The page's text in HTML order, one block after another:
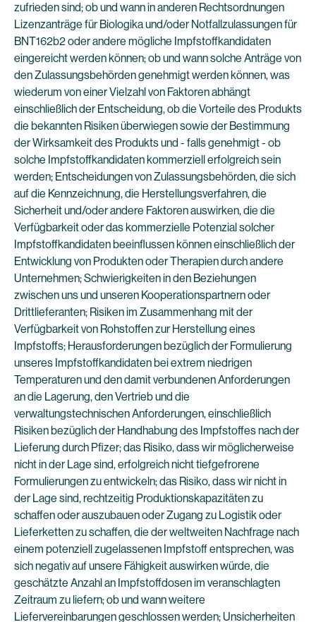
zufrieden sind; ob und wann in anderen Rechtsordnungen
Lizenzanträge für Biologika und/oder Notfallzulassungen für
BNT162b2 oder andere mögliche Impfstoffkandidaten
eingereicht werden können; ob und wann solche Anträge von
den Zulassungsbehörden genehmigt werden können, was
wiederum von einer Vielzahl von Faktoren abhängt
einschließlich der Entscheidung, ob die Vorteile des Produkts
die bekannten Risiken überwiegen sowie der Bestimmung
der Wirksamkeit des Produkts und - falls genehmigt - ob
solche Impfstoffkandidaten kommerziell erfolgreich sein
werden; Entscheidungen von Zulassungsbehörden, die sich
auf die Kennzeichnung, die Herstellungsverfahren, die
Sicherheit und/oder andere Faktoren auswirken, die die
Verfügbarkeit oder das kommerzielle Potenzial solcher
Impfstoffkandidaten beeinflussen können einschließlich der
Entwicklung von Produkten oder Therapien durch andere
Unternehmen; Schwierigkeiten in den Beziehungen
zwischen uns und unseren Kooperationspartnern oder
Drittlieferanten; Risiken im Zusammenhang mit der
Verfügbarkeit von Rohstoffen zur Herstellung eines
Impfstoffs; Herausforderungen bezüglich der Formulierung
unseres Impfstoffkandidaten bei extrem niedrigen
Temperaturen und den damit verbundenen Anforderungen
an die Lagerung, den Vertrieb und die
verwaltungstechnischen Anforderungen, einschließlich
Risiken bezüglich der Handhabung des Impfstoffes nach der
Lieferung durch Pfizer; das Risiko, dass wir möglicherweise
nicht in der Lage sind, erfolgreich nicht tiefgefrorene
Formulierungen zu entwickeln; das Risiko, dass wir nicht in
der Lage sind, rechtzeitig Produktionskapazitäten zu
schaffen oder auszubauen oder Zugang zu Logistik oder
Lieferketten zu schaffen, die der weltweiten Nachfrage nach
einem potenziell zugelassenen Impfstoff entsprechen, was
sich negativ auf unsere Fähigkeit auswirken würde, die
geschätzte Anzahl an Impfstoffdosen im veranschlagten
Zeitraum zu liefern; ob und wann weitere
Liefervereinbarungen geschlossen werden; Unsicherheiten